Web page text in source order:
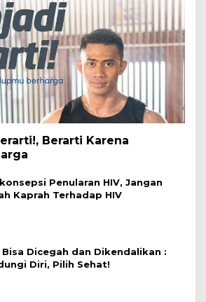
Berarti Karena
Penularan HIV, Jangan
Kaprah Terhadap HIV
Bisa Dicegah dan Dikendalikan :
Diri, Pilih Sehat!